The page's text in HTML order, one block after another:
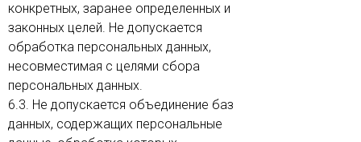
конкретных, заранее определенных и
законных целей. Не допускается
обработка персональных данных,
несовместимая с целями сбора
персональных данных.
6.3. Не допускается объединение баз
данных, содержащих персональные